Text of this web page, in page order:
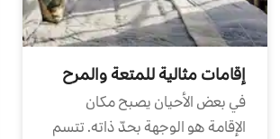
إقامات مثالية للمتعة والمرح
في بعض الأحيان يصبح مكان
الإقامة هو الوجهة بحدّ ذاته. تتسم